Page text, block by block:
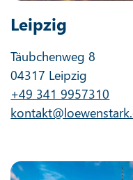
Leipzig
Täubchenweg 8
04317 Leipzig
+49 341 9957310